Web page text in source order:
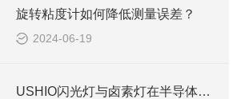
旋转粘度计如何降低测量误差？
2024-06-19
USHIO闪光灯与卤素灯在半导体热处理中的应用